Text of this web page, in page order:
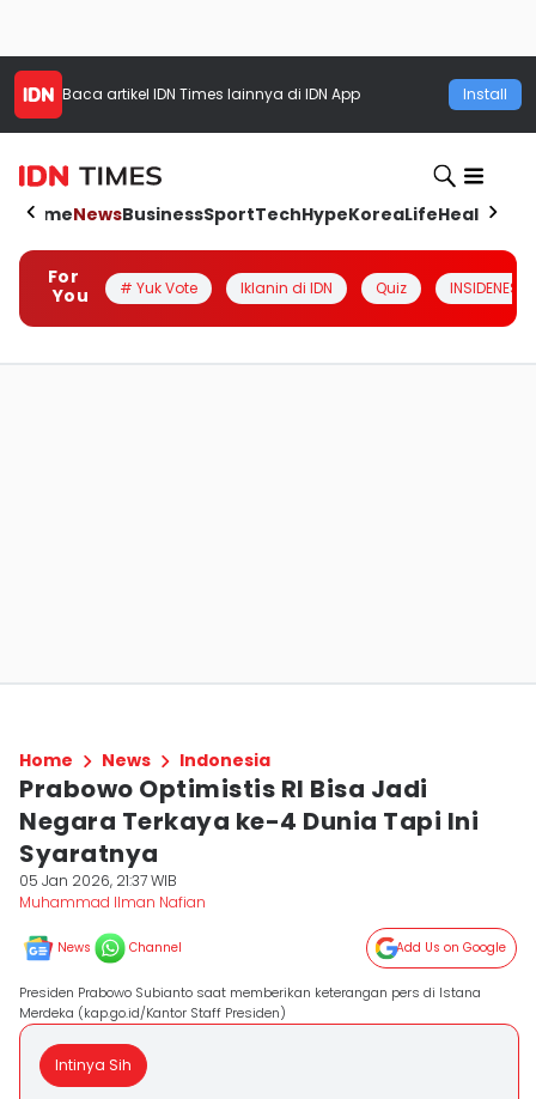
Baca artikel IDN Times lainnya di IDN App Install
HomeNewsBusinessSportTechHypeKoreaLifeHealth
For
You
# Yuk Vote Iklanin di IDN Quiz INSIDENESIA
Home News Indonesia
Prabowo Optimistis RI Bisa Jadi
Negara Terkaya ke-4 Dunia Tapi Ini
Syaratnya
05 Jan 2026, 21:37 WIB
Muhammad Ilman Nafian
News Channel Add Us on Google
Presiden Prabowo Subianto saat memberikan keterangan pers di Istana
Merdeka (kap.go.id/Kantor Staff Presiden)
Intinya Sih